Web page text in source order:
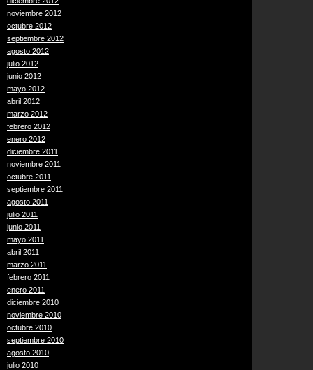
noviembre 2012
octubre 2012
septiembre 2012
agosto 2012
julio 2012
junio 2012
mayo 2012
abril 2012
marzo 2012
febrero 2012
enero 2012
diciembre 2011
noviembre 2011
octubre 2011
septiembre 2011
agosto 2011
julio 2011
junio 2011
mayo 2011
abril 2011
marzo 2011
febrero 2011
enero 2011
diciembre 2010
noviembre 2010
octubre 2010
septiembre 2010
agosto 2010
julio 2010